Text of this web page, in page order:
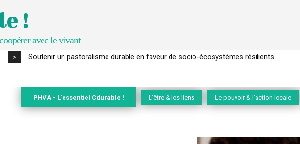
!
avec le vivant
> S’inspirer de l’arbre pour un modèle économique régénératif du vivant …
PHVA - L'essentiel Cdurable ! L'être & les liens Le pouvoir & l'action locale